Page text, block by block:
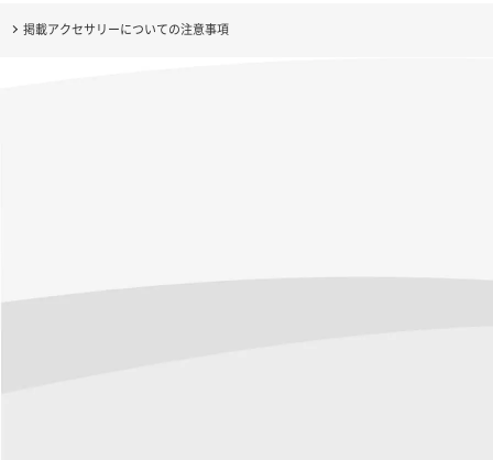
掲載アクセサリーについての注意事項